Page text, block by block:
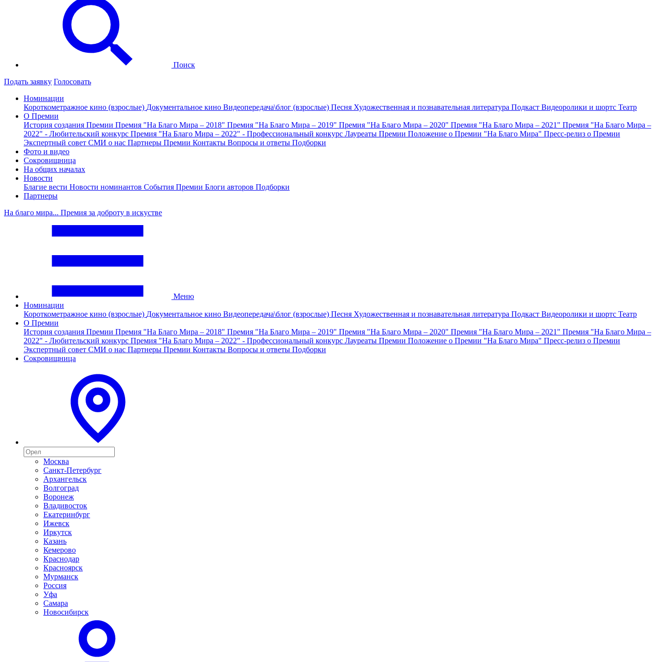
Поиск
Подать заявку Голосовать
Номинации
Короткометражное кино (взрослые) Документальное кино Видеопередача\блог (взрослые) Песня Художественная и познавательная литература Подкаст Видеоролики и шортс Театр
О Премии
История создания Премии Премия "На Благо Мира – 2018" Премия "На Благо Мира – 2019" Премия "На Благо Мира – 2020" Премия "На Благо Мира – 2021" Премия "На Благо Мира –
2022" - Любительский конкурс Премия "На Благо Мира – 2022" - Профессиональный конкурс Лауреаты Премии Положение о Премии "На Благо Мира" Пресс-релиз о Премии
Экспертный совет СМИ о нас Партнеры Премии Контакты Вопросы и ответы Подборки
Фото и видео
Сокровищница
На общих началах
Новости
Благие вести Новости номинантов События Премии Блоги авторов Подборки
Партнеры
На благо мира... Премия за доброту в искустве
Меню
Номинации
Короткометражное кино (взрослые) Документальное кино Видеопередача\блог (взрослые) Песня Художественная и познавательная литература Подкаст Видеоролики и шортс Театр
О Премии
История создания Премии Премия "На Благо Мира – 2018" Премия "На Благо Мира – 2019" Премия "На Благо Мира – 2020" Премия "На Благо Мира – 2021" Премия "На Благо Мира –
2022" - Любительский конкурс Премия "На Благо Мира – 2022" - Профессиональный конкурс Лауреаты Премии Положение о Премии "На Благо Мира" Пресс-релиз о Премии
Экспертный совет СМИ о нас Партнеры Премии Контакты Вопросы и ответы Подборки
Сокровищница
Москва
Санкт-Петербург
Архангельск
Волгоград
Воронеж
Владивосток
Екатеринбург
Ижевск
Иркутск
Казань
Кемерово
Краснодар
Красноярск
Мурманск
Россия
Уфа
Самара
Новосибирск